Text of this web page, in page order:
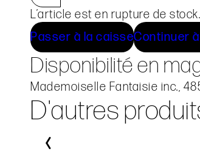
L’article est en rupture de stock.
Passer à la caisseContinuer
Disponibilité en
Mademoiselle Fantaisie inc.,
D'autres